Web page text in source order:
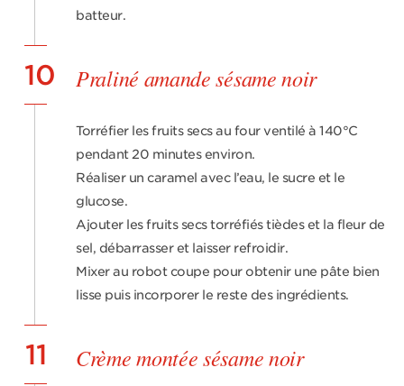
batteur.
10 Praliné amande sésame noir
Torréfier les fruits secs au four ventilé à 140°C
pendant 20 minutes environ.
Réaliser un caramel avec l’eau, le sucre et le
glucose.
Ajouter les fruits secs torréfiés tièdes et la fleur de
sel, débarrasser et laisser refroidir.
Mixer au robot coupe pour obtenir une pâte bien
lisse puis incorporer le reste des ingrédients.
11 Crème montée sésame noir